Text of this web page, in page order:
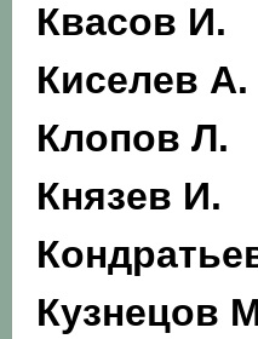
Квасов И.
Киселев А.
Клопов Л.
Князев И.
Кузнецов